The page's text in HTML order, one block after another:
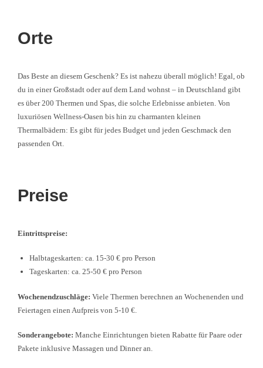
Orte
Das Beste an diesem Geschenk? Es ist nahezu überall möglich! Egal, ob
du in einer Großstadt oder auf dem Land wohnst – in Deutschland gibt
es über 200 Thermen und Spas, die solche Erlebnisse anbieten. Von
luxuriösen Wellness-Oasen bis hin zu charmanten kleinen
Thermalbädern: Es gibt für jedes Budget und jeden Geschmack den
passenden Ort.
Preise
Eintrittspreise:
Halbtageskarten: ca. 15-30 € pro Person
Tageskarten: ca. 25-50 € pro Person
Wochenendzuschläge: Viele Thermen berechnen an Wochenenden und
Feiertagen einen Aufpreis von 5-10 €.
Sonderangebote: Manche Einrichtungen bieten Rabatte für Paare oder
Pakete inklusive Massagen und Dinner an.